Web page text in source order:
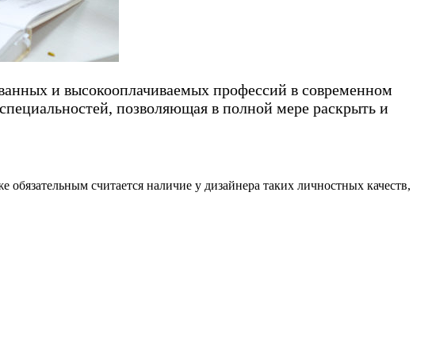
и высокооплачиваемых профессий в современном
позволяющая в полной мере раскрыть и
считается наличие у дизайнера таких личностных качеств,